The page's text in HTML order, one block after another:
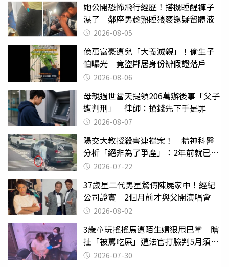
她公開恐怖飛行經歷！搭機睡醒褲子
濕了 鄰座男趁熟睡猥褻還疑留體液
2026-08-05
億萬富豪遭兒「大義滅親」！偷生子
怕曝光 竟盜鄰居身份辦假證落戶
2026-08-06
母親過世當天提領206萬辦後事「父子
遭判刑」 律師：搶錢先下手是罪
2026-08-07
陽交大教授殺害連襟案！ 精神科醫
分析「絕非為了爭產」：2年前就已言
行詭異
2026-07-22
37歲星二代男星驚傳陳屍家中！經紀
公司證實 2個月前才與父開演唱會
2026-08-02
3歲童玩搖搖馬遭陌生婦狠甩巴掌 瞎
扯「被罵吃屎」遭法官打臉判5月須入
監 2026-07-30